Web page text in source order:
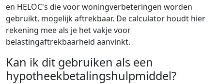
en HELOC's die voor woningverbeteringen worden
gebruikt, mogelijk aftrekbaar. De calculator houdt hier
rekening mee als je het vakje voor
belastingaftrekbaarheid aanvinkt.
Kan ik dit gebruiken als een
hypotheekbetalingshulpmiddel?